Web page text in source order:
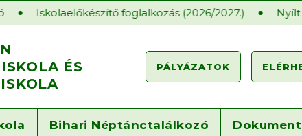
foglalkozás (2026/2027.) Nyílt órák a
ÉS
PÁLYÁZATOK
Bihari Néptánctalálkozó